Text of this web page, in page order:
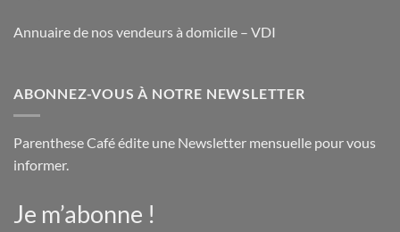
Annuaire de nos vendeurs à domicile – VDI
ABONNEZ-VOUS À NOTRE NEWSLETTER
Parenthese Café édite une Newsletter mensuelle pour vous
informer.
Je m’abonne !